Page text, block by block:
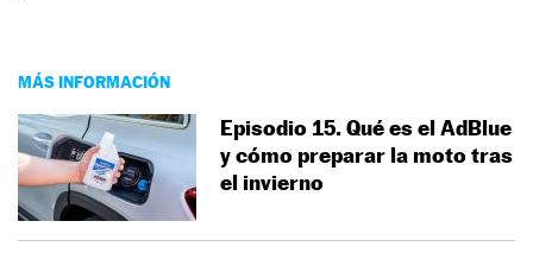
MÁS INFORMACIÓN
Episodio 15. Qué es el AdBlue
y cómo preparar la moto tras
el invierno